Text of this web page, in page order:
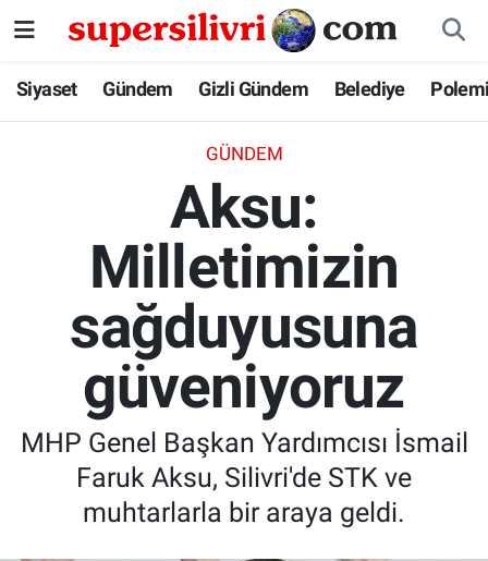
Siyaset Gündem Gizli Gündem Belediye
GÜNDEM
Aksu:
Milletimizin
sağduyusuna
güveniyoruz
MHP Genel Başkan Yardımcısı İsmail
Faruk Aksu, Silivri'de STK ve
muhtarlarla bir araya geldi.
Siyaset
Belediye
İstanbul Nöbetçi Eczaneler
İstanbul Hava Durumu
İstanbul Namaz Vakitleri
İstanbul Trafik Yoğunluk Haritası
Süper Lig Puan Durumu ve Fikstür
Tüm Manşetler
Son Dakika Haberleri
Haber Arşivi